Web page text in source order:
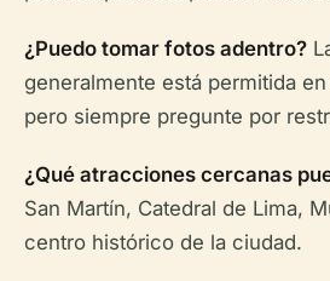
¿Puedo tomar fotos adentro?
generalmente está permitida
pero siempre pregunte por
¿Qué atracciones cercanas
San Martín, Catedral de Lima,
centro histórico de la ciudad.